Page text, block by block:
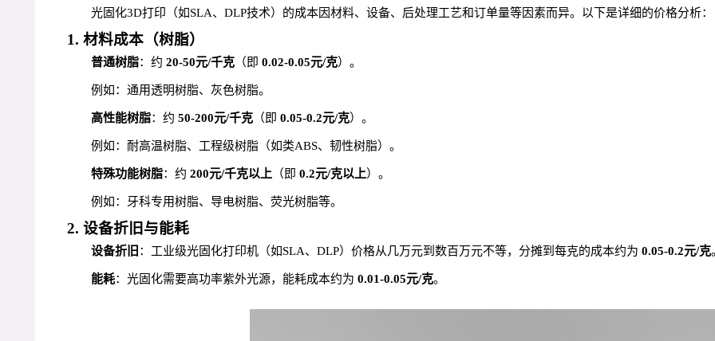
光固化3D打印（如SLA、DLP技术）的成本因材料、设备、后处理工艺和订单量等因素而异。以下是详细的价格分析：
1. 材料成本（树脂）
普通树脂：约 20-50元/千克 （即 0.02-0.05元/克）。
例如：通用透明树脂、灰色树脂。
高性能树脂：约 50-200元/千克 （即 0.05-0.2元/克）。
例如：耐高温树脂、工程级树脂（如类ABS、韧性树脂）。
特殊功能树脂：约 200元/千克以上 （即 0.2元/克以上）。
例如：牙科专用树脂、导电树脂、荧光树脂等。
2. 设备折旧与能耗
设备折旧 ：工业级光固化打印机（如SLA、DLP）价格从几万元到数百万元不等，分摊到每克的成本约为 0.05-0.2元/克
能耗：光固化需要高功率紫外光源，能耗成本约为 0.01-0.05元/克。